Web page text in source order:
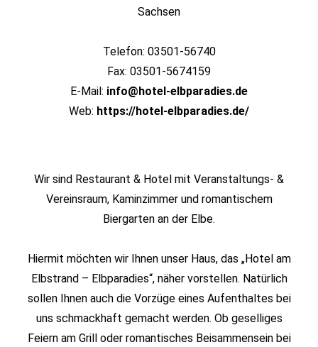
Sachsen
Telefon: 03501-56740
Fax: 03501-5674159
E-Mail: info@hotel-elbparadies.de
Web: https://hotel-elbparadies.de/
Wir sind Restaurant & Hotel mit Veranstaltungs- &
Vereinsraum, Kaminzimmer und romantischem
Biergarten an der Elbe.
Hiermit möchten wir Ihnen unser Haus, das „Hotel am
Elbstrand – Elbparadies“, näher vorstellen. Natürlich
sollen Ihnen auch die Vorzüge eines Aufenthaltes bei
uns schmackhaft gemacht werden. Ob geselliges
Feiern am Grill oder romantisches Beisammensein bei